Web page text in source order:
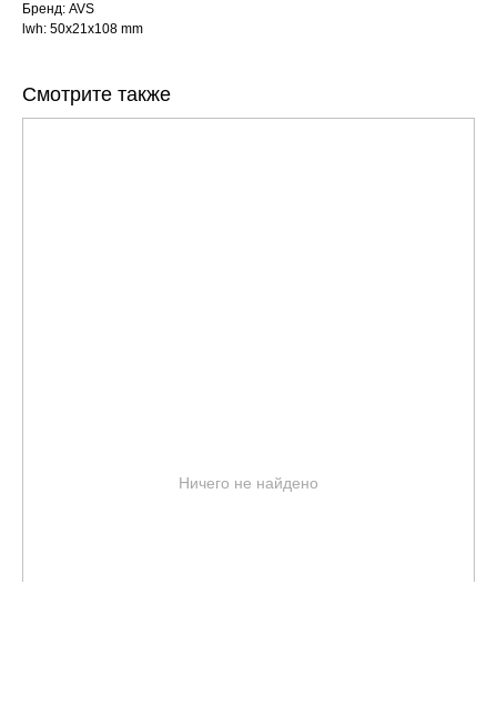
Бренд: AVS
lwh: 50x21x108 mm
Смотрите также
Ничего не найдено